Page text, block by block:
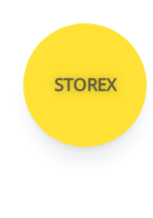
STOREX